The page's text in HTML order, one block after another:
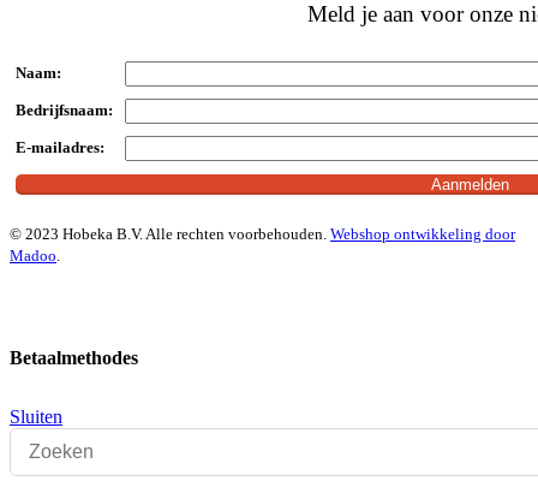
Meld je aan voor onze
Naam:
Bedrijfsnaam:
E-mailadres:
© 2023 Hobeka B.V. Alle rechten voorbehouden. Webshop ontwikkeling door
Madoo.
Betaalmethodes
Sluiten